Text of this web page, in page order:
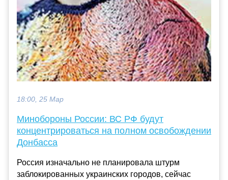
18:00, 25 Мар
Минобороны России: ВС РФ будут
концентрироваться на полном освобождении
Донбасса
Россия изначально не планировала штурм
заблокированных украинских городов, сейчас